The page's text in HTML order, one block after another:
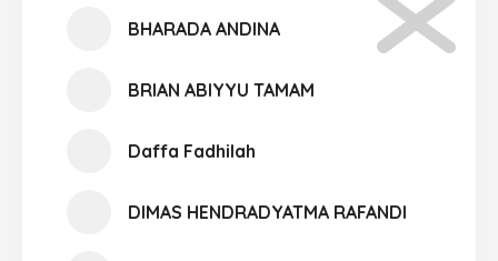
BHARADA ANDINA
BRIAN ABIYYU TAMAM
Daffa Fadhilah
DIMAS HENDRADYATMA RAFANDI